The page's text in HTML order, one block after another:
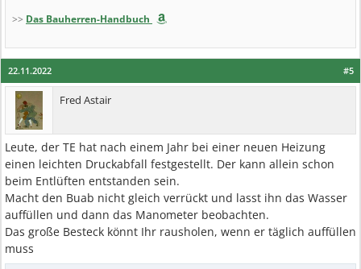
>> Das Bauherren-Handbuch
#5
22.11.2022
Fred Astair
Leute, der TE hat nach einem Jahr bei einer neuen Heizung
einen leichten Druckabfall festgestellt. Der kann allein schon
beim Entlüften entstanden sein.
Macht den Buab nicht gleich verrückt und lasst ihn das Wasser
auffüllen und dann das Manometer beobachten.
Das große Besteck könnt Ihr rausholen, wenn er täglich auffüllen
muss